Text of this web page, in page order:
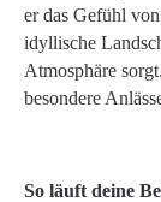
er das Gefühl
idyllische
Atmosphäre
besondere
So läuft deine